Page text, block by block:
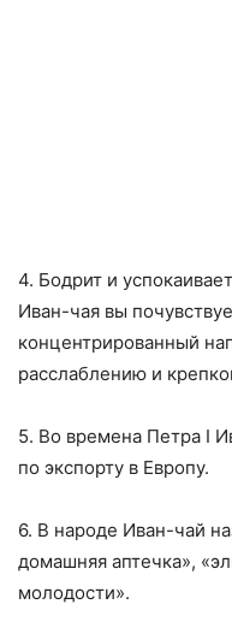
4. Бодрит и
Иван-чая вы
концентрированный
расслаблению и
5. Во времена Петра I
по экспорту в Европу.
6. В народе Иван-чай
домашняя аптечка»,
молодости».